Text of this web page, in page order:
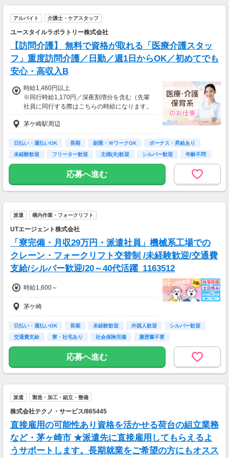
アルバイト 介護士・ケアスタッフ
ユースタイルラボラトリー株式会社
【訪問介護】 無料で資格が取れる「医療介護スタッ
フ」重度訪問介護／日勤／週1日からOK／初めてでも
安心・高収入B
時給1,460円以上
※同行時給1,170円／深夜割増分を含む（先輩
社員に同行する際はこちらの時給になります。
入社後早い方で2週間で独り立ちも可能。）
※交通費一部支給（既定あり）
【収入例】
週1回勤務の場合：1,460円×8時間×4回=4万6,7
週3回勤務の場合：1,460円×8時間×12回=14万
0,160円
3,600円
茅ケ崎駅周辺
日払い・週払いOK 長期 副業・ＷワークOK
ボーナス・昇給あり
未経験歓迎
フリーター歓迎 主婦(夫)歓迎 シルバー歓迎 年齢不問
応募へ進む
派遣 構内作業・フォークリフト
UTエージェント株式会社
「寮完備・月収29万円・派遣社員」機械系工場での
クレーン・フォークリフト交替制 /未経験歓迎/交通費
支給/シルバー歓迎/20～40代活躍_1163512
時給1,600～
茅ケ崎
日払い・週払いOK 長期 未経験歓迎 外国人歓迎
シルバー歓迎
交通費支給
寮・社宅あり 社会保険完備 履歴書不要
応募へ進む
派遣 製造・加工・組立・整備
株式会社テクノ・サービス/865445
直接雇用の可能性あり資格を活かせる荷台の組立業務
など・茅ヶ崎市 ★派遣先に直接雇用してもらえるよ
うサポートします。長期就業をご希望の方にもオスス